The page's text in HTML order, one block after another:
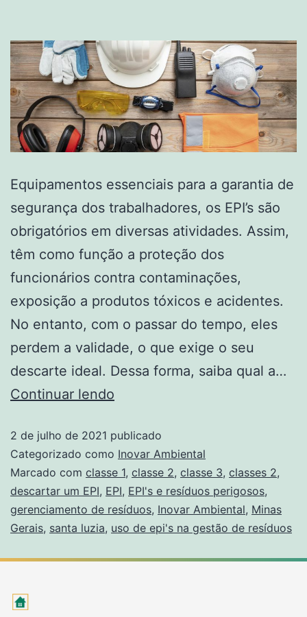
Equipamentos essenciais para a garantia de
segurança dos trabalhadores, os EPI’s são
obrigatórios em diversas atividades. Assim,
têm como função a proteção dos
funcionários contra contaminações,
exposição a produtos tóxicos e acidentes.
No entanto, com o passar do tempo, eles
perdem a validade, o que exige o seu
descarte ideal. Dessa forma, saiba qual a…
Continuar lendo
2 de julho de 2021 publicado
Categorizado como Inovar Ambiental
Marcado com classe 1, classe 2, classe 3, classes 2,
descartar um EPI, EPI, EPI's e resíduos perigosos,
gerenciamento de resíduos, Inovar Ambiental, Minas
Gerais, santa luzia, uso de epi's na gestão de resíduos